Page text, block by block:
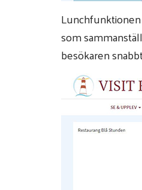
som
besökaren